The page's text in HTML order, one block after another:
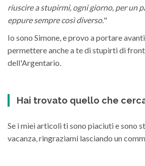
riuscire a stupirmi, ogni giorno, per un
eppure sempre così diverso."
Io sono Simone, e provo a portare
permettere anche a te di stupirti di
dell'Argentario.
Hai trovato quello che
Se i miei articoli ti sono piaciuti e sono
vacanza, ringraziami lasciando un